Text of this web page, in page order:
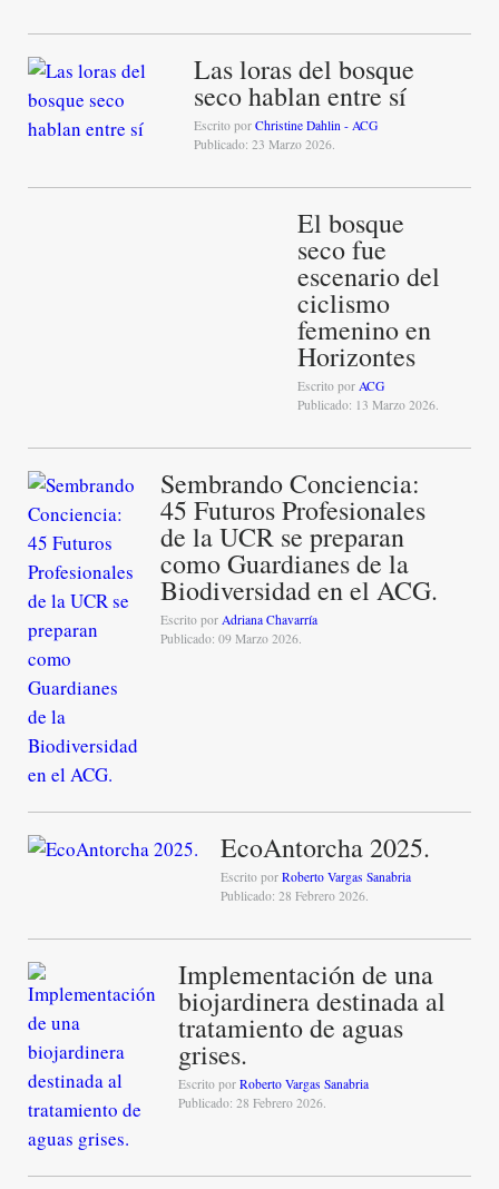
Las loras del bosque
seco hablan entre sí
Escrito por Christine Dahlin - ACG
Publicado: 23 Marzo 2026.
El bosque
seco fue
escenario del
ciclismo
femenino en
Horizontes
Escrito por ACG
Publicado: 13 Marzo 2026.
Sembrando Conciencia:
45 Futuros Profesionales
de la UCR se preparan
como Guardianes de la
Biodiversidad en el ACG.
Escrito por Adriana Chavarría
Publicado: 09 Marzo 2026.
EcoAntorcha 2025.
Escrito por Roberto Vargas Sanabria
Publicado: 28 Febrero 2026.
Implementación de una
biojardinera destinada al
tratamiento de aguas
grises.
Escrito por Roberto Vargas Sanabria
Publicado: 28 Febrero 2026.